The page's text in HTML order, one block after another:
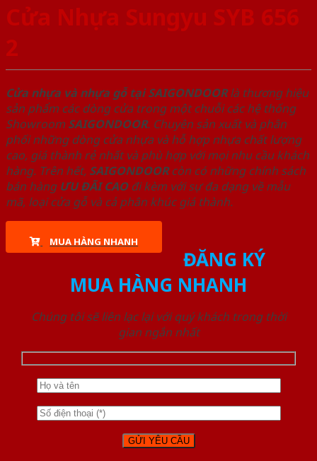
Cửa Nhựa Sungyu SYB 656
2
Cửa nhựa và nhựa gỗ tại SAIGONDOORlà thương hiệu
sản phẩm các dòng cửa trong một chuỗi các hệ thống
Showroom SAIGONDOOR. Chuyên sản xuất và phân
phối những dòng cửa nhựa và hỗ hợp nhựa chất lượng
cao, giá thành rẻ nhất và phù hợp với mọi nhu cầu khách
hàng. Trên hết, SAIGONDOORcòn có những chính sách
bán hàng ƯU ĐÃI CAOđi kèm với sự đa dạng về mẫu
mã, loại cửa gỗ và cả phân khúc giá thành.
MUA HÀNG NHANH
ĐĂNG KÝ
MUA HÀNG NHANH
Chúng tôi sẽ liên lạc lại với quý khách trong thời
gian ngắn nhất